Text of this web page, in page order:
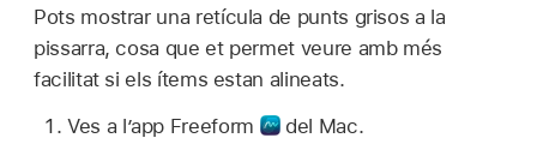
Pots mostrar una retícula de punts grisos a la
pissarra, cosa que et permet veure amb més
facilitat si els ítems estan alineats.
Ves a l’app Freeform
del Mac.